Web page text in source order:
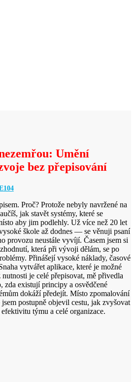
Umění
bez přepisování
104
Proč? Protože nebyly navržené na
jak stavět systémy, které se
aby jim podlehly. Už více než 20 let
škole až dodnes — se věnuji psaní
provozu neustále vyvíjí. Časem jsem si
která při vývoji dělám, se po
Přinášejí vysoké náklady, časové
vytvářet aplikace, které je možné
je celé přepisovat, mě přivedla
zda existují principy a osvědčené
dokáží předejít. Místo zpomalování
postupně objevil cestu, jak zvyšovat
týmu a celé organizace.